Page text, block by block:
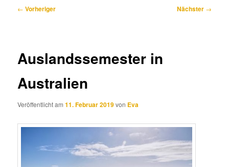
Beitragsnavigation
← Vorheriger Nächster →
Auslandssemester in
Australien
Veröffentlicht am11. Februar 2019von Eva